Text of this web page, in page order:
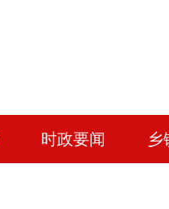
时政要闻 乡